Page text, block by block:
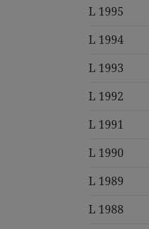
L 1995
L 1994
L 1993
L 1992
L 1991
L 1990
L 1989
L 1988